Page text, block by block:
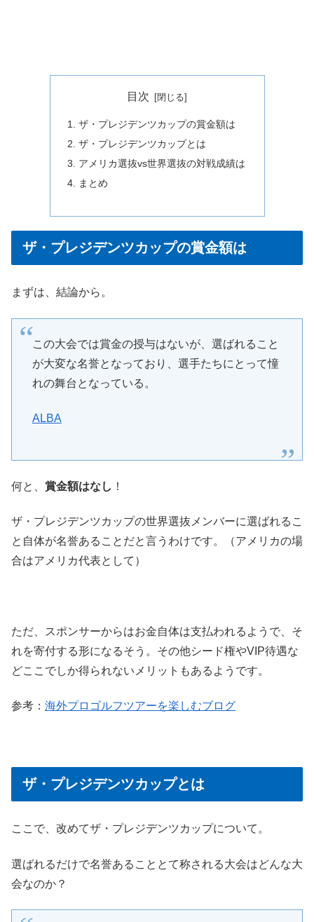
目次
ザ・プレジデンツカップの賞金額は
ザ・プレジデンツカップとは
アメリカ選抜vs世界選抜の対戦成績は
まとめ
ザ・プレジデンツカップの賞金額は
まずは、結論から。
この大会では賞金の授与はないが、選ばれること
が大変な名誉となっており、選手たちにとって憧
れの舞台となっている。
ALBA
何と、 賞金額はなし ！
ザ・プレジデンツカップの世界選抜メンバーに選ばれるこ
と自体が名誉あることだと言うわけです。（アメリカの場
合はアメリカ代表として）
ただ、スポンサーからはお金自体は支払われるようで、そ
れを寄付する形になるそう。その他シード権やVIP待遇な
どここでしか得られないメリットもあるようです。
参考： 海外プロゴルフツアーを楽しむブログ
ザ・プレジデンツカップとは
ここで、改めてザ・プレジデンツカップについて。
選ばれるだけで名誉あることとて称される大会はどんな大
会なのか？